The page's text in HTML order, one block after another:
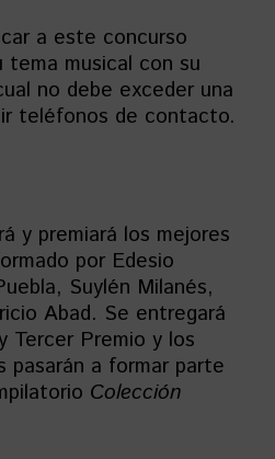
a este concurso
tema musical con su
no debe exceder una
teléfonos de contacto.
y premiará los mejores
por Edesio
Suylén Milanés,
Abad. Se entregará
Tercer Premio y los
pasarán a formar parte
Colección